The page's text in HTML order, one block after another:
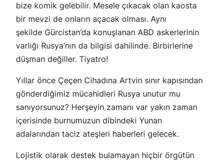
bize komik gelebilir. Mesele çıkacak olan kaosta
bir mevzi de onların açacak olması. Aynı
şekilde Gürcistan’da konuşlanan ABD askerlerinin
varlığı Rusya’nın da bilgisi dahilinde. Birbirlerine
düşman değiller. Tiyatro!
Yıllar önce Çeçen Cihadına Artvin sınır kapısından
gönderdiğimiz mücahidleri Rusya unutur mu
sanıyorsunuz? Herşeyin zamanı var yakın zaman
içerisinde burnumuzun dibindeki Yunan
adalarından taciz ateşleri haberleri gelecek.
Lojistik olarak destek bulamayan hiçbir örgütün